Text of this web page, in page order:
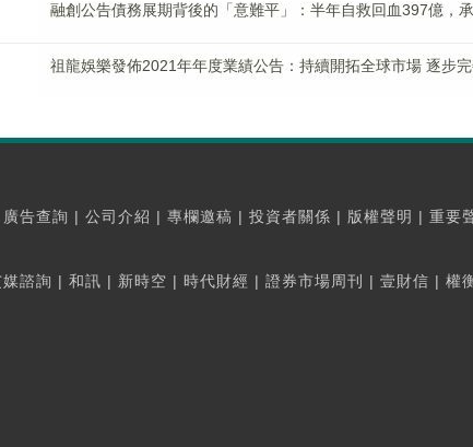
融創公告債務展期背後的「意難平」：半年自救回血397億，
祖龍娛樂發佈2021年年度業績公告：持續開拓全球市場 逐步
廣告查詢 | 公司介紹 | 專欄邀稿 | 投資者關係 | 版權聲明 | 重要
諮詢 | 和訊 | 新時空 | 時代財經 | 證券市場周刊 | 壹財信 | 權